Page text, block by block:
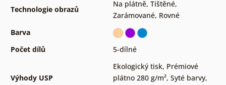
Technologie obrazů
Na plátně, Tištěné,
Zarámované, Rovné
Barva
Počet dílů
5-dílné
Výhody USP
Ekologický tisk, Prémiové
plátno 280 g/m², Syté barvy,